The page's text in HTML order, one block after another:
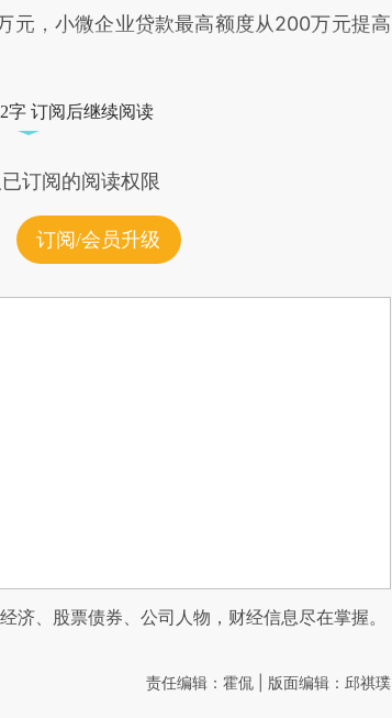
元，小微企业贷款最高额度从200万元提高
字 订阅后继续阅读
订阅的阅读权限
订阅/会员升级
济、股票债券、公司人物，财经信息尽在掌握。
责任编辑：霍侃 | 版面编辑：邱祺璞